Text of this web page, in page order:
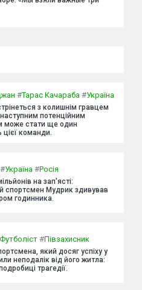
#Тарас Качараба #Україна
з колишнім гравцем
потенційним
може стати ще один
цієї команди.
#Україна #Росія
на зап'ясті:
спортсмен Мудрик здивував
годинника.
Футболіст #Півзахисник
який досяг успіху у
неподалік від його житла:
трагедії.